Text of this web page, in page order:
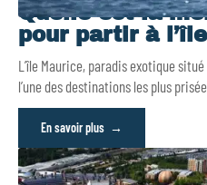
Quelle est la
pour partir à
L’île Maurice, paradis exotique
l’une des destinations les plus
En savoir plus